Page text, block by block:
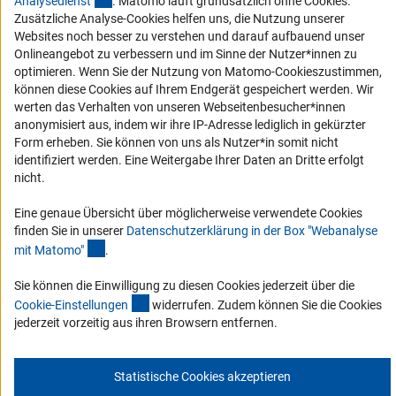
Service und Informationen für Menschen mit Behinderungen
Erklärung zur Barrierefreiheit
Barriere melden
DFG-aktuell
Erhalten Sie Neuigkeiten aus der DFG direkt in Ihr Mailpostfach oder
schauen Sie sich die Ausgaben online an.
Zum Newsletter
© 2026 DFG
Impressum Datenschutz Cookie-Einstellungen
Zusätzliche Analyse-Cookies helfen uns, die Nutzung unserer
Websites noch besser zu verstehen und darauf aufbauend unser
Onlineangebot zu verbessern und im Sinne der Nutzer*innen zu
optimieren. Wenn Sie der Nutzung von Matomo-Cookieszustimmen,
können diese Cookies auf Ihrem Endgerät gespeichert werden. Wir
werten das Verhalten von unseren Webseitenbesucher*innen
anonymisiert aus, indem wir ihre IP-Adresse lediglich in gekürzter
Form erheben. Sie können von uns als Nutzer*in somit nicht
identifiziert werden. Eine Weitergabe Ihrer Daten an Dritte erfolgt
nicht.
Eine genaue Übersicht über möglicherweise verwendete Cookies
finden Sie in unserer Datenschutzerklärung in der Box "Webanalyse
mit Matomo" .
Sie können die Einwilligung zu diesen Cookies jederzeit über die
Cookie-Einstellungen (interner Link)
widerrufen. Zudem können Sie die Cookies
jederzeit vorzeitig aus ihren Browsern entfernen.
Statistische Cookies akzeptieren